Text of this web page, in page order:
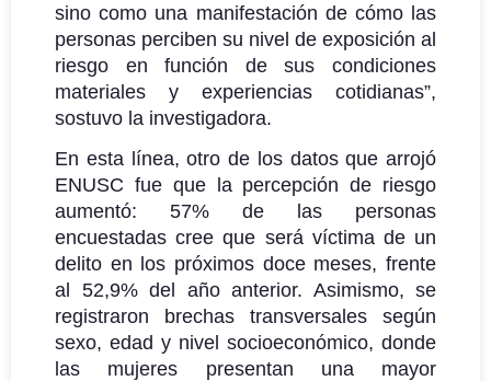
sino como una manifestación de cómo las
personas perciben su nivel de exposición al
riesgo en función de sus condiciones
materiales y experiencias cotidianas”,
sostuvo la investigadora.
En esta línea, otro de los datos que arrojó
ENUSC fue que la percepción de riesgo
aumentó: 57% de las personas
encuestadas cree que será víctima de un
delito en los próximos doce meses, frente
al 52,9% del año anterior. Asimismo, se
registraron brechas transversales según
sexo, edad y nivel socioeconómico, donde
las mujeres presentan una mayor